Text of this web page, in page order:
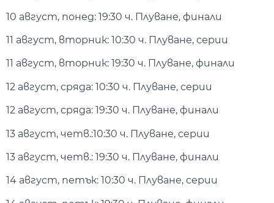
10 август, понед: 19:30 ч. Плуване, финали
11 август, вторник: 10:30 ч. Плуване, серии
11 август, вторник: 19:30 ч. Плуване, финали
12 август, сряда: 10:30 ч. Плуване, серии
12 август, сряда: 19:30 ч. Плуване, финали
13 август, четв.:10:30 ч. Плуване, серии
13 август, четв.: 19:30 ч. Плуване, финали
14 август, петък: 10:30 ч. Плуване, серии